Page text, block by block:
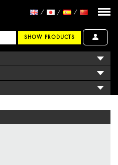
SHOW PRODUCTS